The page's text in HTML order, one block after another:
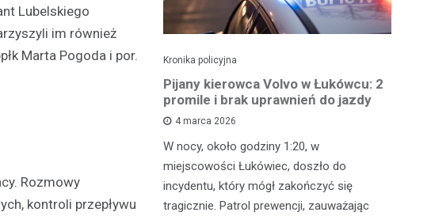
Lubelskiego
im również
Marta Pogoda i por.
Rozmowy
kontroli przepływu
od młodej kobiety,
oszustwa internetowego.
Kronika policyjna
Pijany kierowca Volvo w Łukówcu: 2
promile i brak uprawnień do jazdy
4 marca 2026
W nocy, około godziny 1:20, w
miejscowości Łukówiec, doszło do
incydentu, który mógł zakończyć się
tragicznie. Patrol prewencji, zauważając